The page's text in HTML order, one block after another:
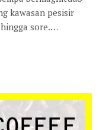
kawasan pesisir
hingga sore.…